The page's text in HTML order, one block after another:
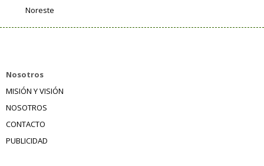
Noreste
Nosotros
MISIÓN Y VISIÓN
NOSOTROS
CONTACTO
PUBLICIDAD